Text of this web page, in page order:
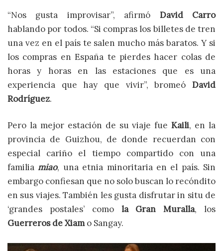
“Nos gusta improvisar”, afirmó David Carro
hablando por todos. “Si compras los billetes de tren
una vez en el país te salen mucho más baratos. Y si
los compras en España te pierdes hacer colas de
horas y horas en las estaciones que es una
experiencia que hay que vivir”, bromeó David
Rodríguez.
Pero la mejor estación de su viaje fueKaili, en la
provincia de Guizhou, de donde recuerdan con
especial cariño el tiempo compartido con una
familiamiao, una etnia minoritaria en el país. Sin
embargo confiesan que no solo buscan lo recóndito
en sus viajes. También les gusta disfrutar in situ de
‘grandes postales’ como la Gran Muralla, los
Guerreros de Xiamo Sangay.